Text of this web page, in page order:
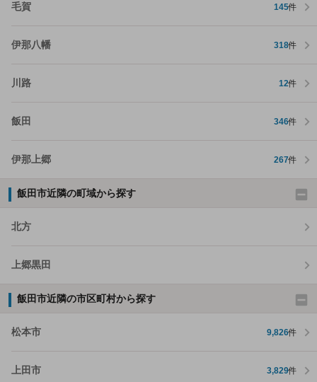
毛賀 145件
伊那八幡 318件
川路 12件
飯田 346件
伊那上郷 267件
飯田市近隣の町域から探す
北方
上郷黒田
飯田市近隣の市区町村から探す
松本市 9,826件
上田市 3,829件